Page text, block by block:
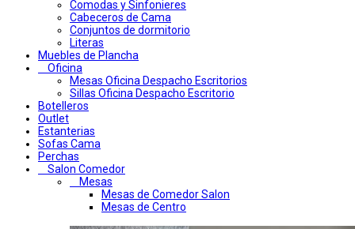
Comodas y Sinfonieres
Cabeceros de Cama
Conjuntos de dormitorio
Literas
Muebles de Plancha
Oficina
Mesas Oficina Despacho Escritorios
Sillas Oficina Despacho Escritorio
Botelleros
Outlet
Estanterias
Sofas Cama
Perchas
Salon Comedor
Mesas
Mesas de Comedor Salon
Mesas de Centro